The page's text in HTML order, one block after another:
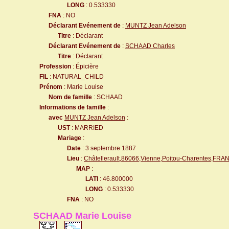
LONG : 0.533330
FNA : NO
Déclarant Evénement de : MUNTZ Jean Adelson
Titre : Déclarant
Déclarant Evénement de : SCHAAD Charles
Titre : Déclarant
Profession : Épicière
FIL : NATURAL_CHILD
Prénom : Marie Louise
Nom de famille : SCHAAD
Informations de famille :
avec MUNTZ Jean Adelson :
UST: MARRIED
Mariage :
Date : 3 septembre 1887
Lieu : Châtellerault,86066,Vienne,Poitou-
MAP :
LATI : 46.800000
LONG : 0.533330
FNA : NO
SCHAAD Marie Louise